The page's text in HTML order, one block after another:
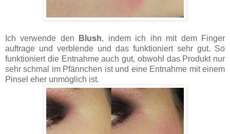
Ich verwende den Blush, indem ich ihn mit dem Finger
auftrage und verblende und das funktioniert sehr gut. So
funktioniert die Entnahme auch gut, obwohl das Produkt nur
sehr schmal im Pfännchen ist und eine Entnahme mit einem
Pinsel eher unmöglich ist.